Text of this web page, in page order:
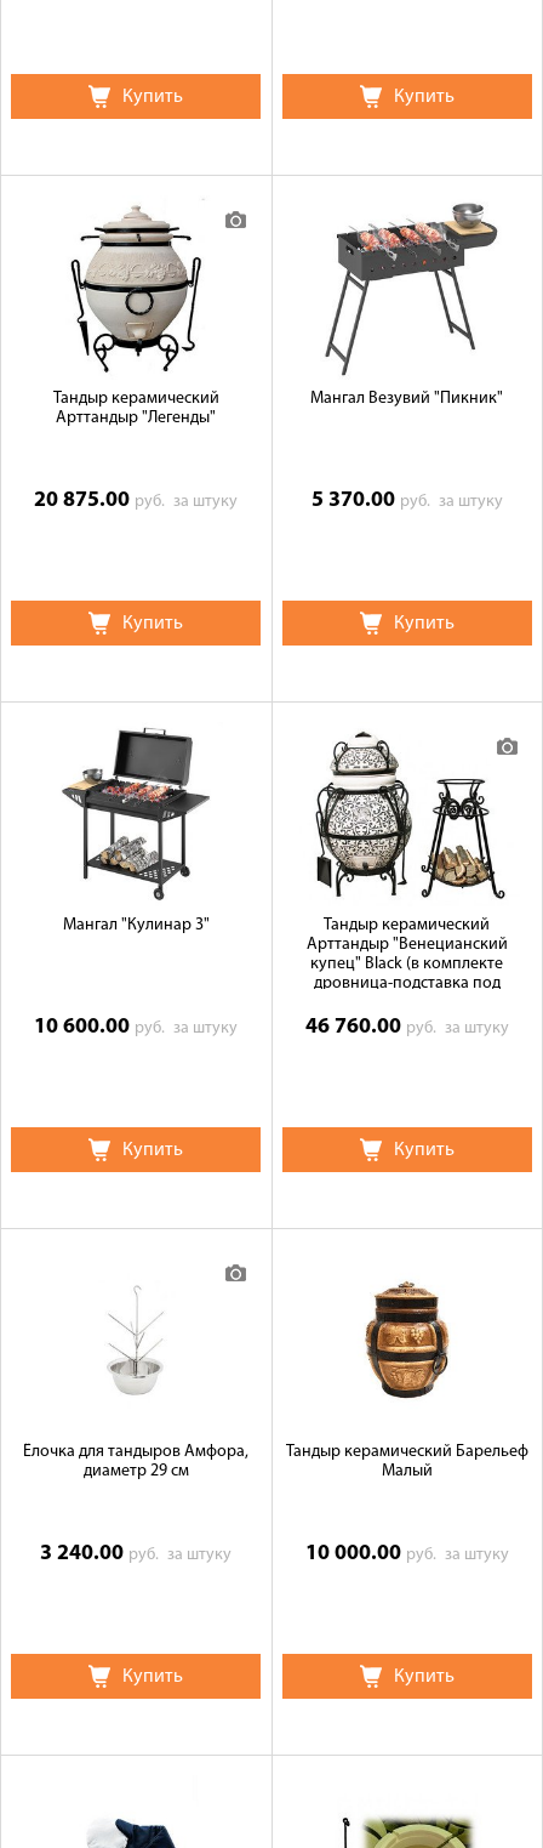
Купить Купить
Тандыр керамический
Арттандыр "Легенды"
20 875.00 руб.за штуку
Купить
Мангал Везувий "Пикник"
5 370.00 руб. за штуку
Купить
Мангал "Кулинар 3"
10 600.00 руб.за штуку
Купить
Тандыр керамический
Арттандыр "Венецианский
купец" Black (в комплекте
дровница-подставка под
46 760.00 руб. за штуку
Купить
Ёлочка для тандыров Амфора,
диаметр 29 см
3 240.00 руб.за штуку
Купить
Тандыр керамический Барельеф
Малый
10 000.00 руб. за штуку
Купить